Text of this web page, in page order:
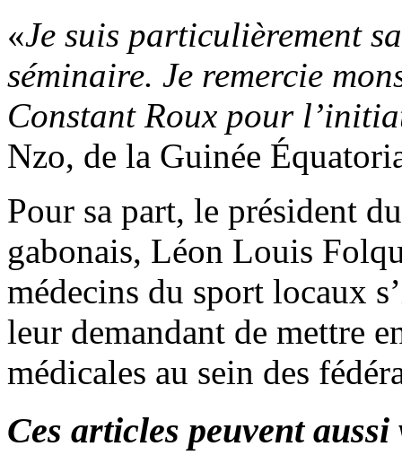
«Je suis particulièrement
séminaire. Je remercie
Constant Roux pour
Nzo, de la Guinée
Pour sa part, le président
gabonais, Léon Louis
médecins du sport locaux
leur demandant de mettre
médicales au sein des
Ces articles peuvent